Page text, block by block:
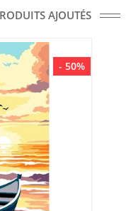
AJOUTÉS
- 50%